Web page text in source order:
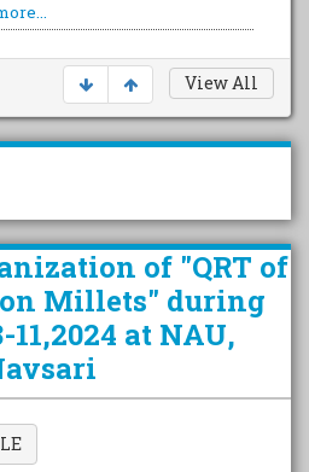
View All
પહેલનું
૨૦૨૦-૨૦૨૫)
GI Tag:
and
of "QRT of
on Millets" during
at NAU,